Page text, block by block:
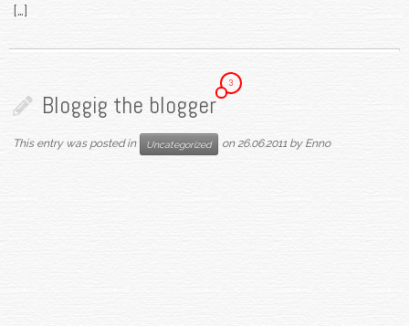
[…]
Bloggig the blogger
3
This entry was posted in Uncategorized on 26.06.2011 by Enno